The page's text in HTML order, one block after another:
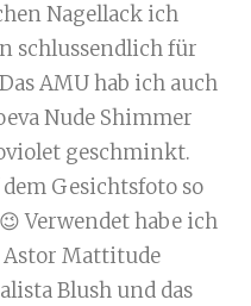
Nagellack ich
schlussendlich für
AMU hab ich auch
Nude Shimmer
geschminkt.
Gesichtsfoto so
Verwendet habe ich
Astor Mattitude
Blush und das